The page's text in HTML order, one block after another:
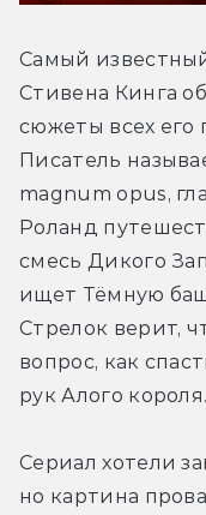
Самый
Стивена Кинга
сюжеты всех его
Писатель
magnum opus,
Роланд
смесь Дикого
ищет Тёмную
Стрелок верит,
вопрос, как
рук Алого короля.
Сериал хотели
но картина